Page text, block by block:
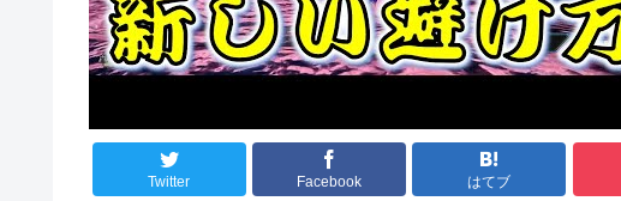
Twitter Facebook はてブ